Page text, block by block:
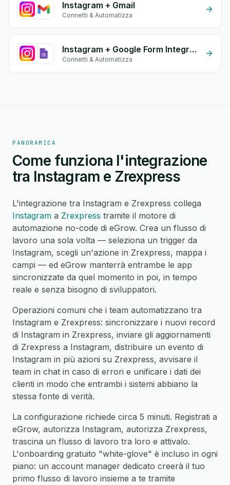
Instagram + Gmail
Connetti & Automatizza
Instagram + Google Form Integration
Connetti & Automatizza
PANORAMICA
Come funziona l'integrazione
tra Instagram e Zrexpress
L'integrazione tra Instagram e Zrexpress collega
Instagram a Zrexpress tramite il motore di
automazione no-code di eGrow. Crea un flusso di
lavoro una sola volta — seleziona un trigger da
Instagram, scegli un'azione in Zrexpress, mappa i
campi — ed eGrow manterrà entrambe le app
sincronizzate da quel momento in poi, in tempo
reale e senza bisogno di sviluppatori.
Operazioni comuni che i team automatizzano tra
Instagram e Zrexpress: sincronizzare i nuovi record
di Instagram in Zrexpress, inviare gli aggiornamenti
di Zrexpress a Instagram, distribuire un evento di
Instagram in più azioni su Zrexpress, avvisare il
team in chat in caso di errori e unificare i dati dei
clienti in modo che entrambi i sistemi abbiano la
stessa fonte di verità.
La configurazione richiede circa 5 minuti. Registrati a
eGrow, autorizza Instagram, autorizza Zrexpress,
trascina un flusso di lavoro tra loro e attivalo.
L'onboarding gratuito "white-glove" è incluso in ogni
piano: un account manager dedicato creerà il tuo
primo flusso di lavoro insieme a te tramite